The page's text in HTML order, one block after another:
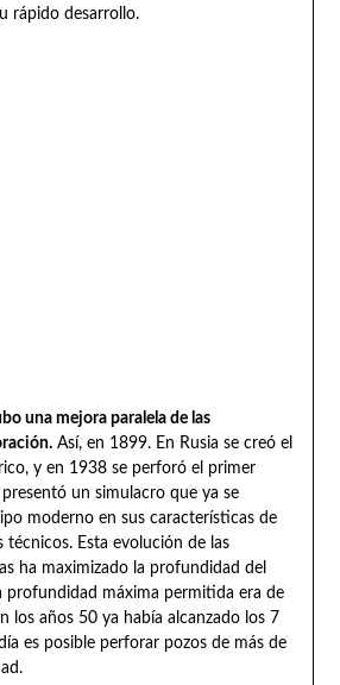
rápido desarrollo.
una mejora paralela de las
Así, en 1899. En Rusia se creó el
y en 1938 se perforó el primer
un simulacro que ya se
moderno en sus características de
técnicos. Esta evolución de las
ha maximizado la profundidad del
profundidad máxima permitida era de
los años 50 ya había alcanzado los 7
es posible perforar pozos de más de